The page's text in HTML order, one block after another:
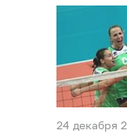
24 декабря